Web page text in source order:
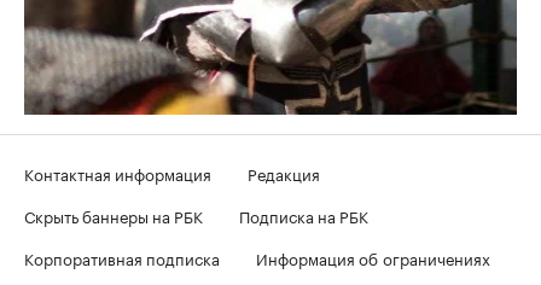
Контактная информация
Редакция
Скрыть баннеры на РБК
Подписка на РБК
Корпоративная подписка
Информация об ограничениях